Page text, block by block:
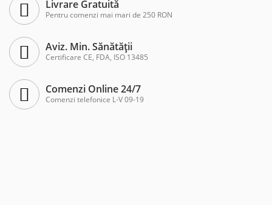
Livrare Gratuită
Pentru comenzi mai mari de 250 RON
Aviz. Min. Sănătății
Certificare CE, FDA, ISO 13485
Comenzi Online 24/7
Comenzi telefonice L-V 09-19